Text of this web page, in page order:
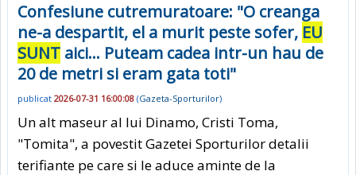
Confesiune cutremuratoare: "O creanga
ne-a despartit, el a murit peste sofer, EU
SUNT aici... Puteam cadea intr-un hau de
20 de metri si eram gata toti"
publicat 2026-07-31 16:00:08 (Gazeta-Sporturilor)
Un alt maseur al lui Dinamo, Cristi Toma,
"Tomita", a povestit Gazetei Sporturilor detalii
terifiante pe care si le aduce aminte de la